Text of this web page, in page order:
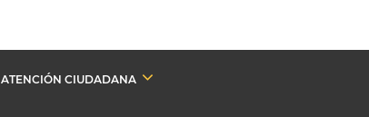
ATENCIÓN CIUDADANA